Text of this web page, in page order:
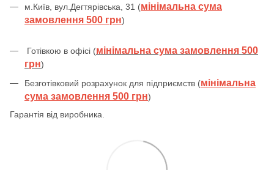
м.Київ, вул.Дегтярівська, 31 (мінімальна сума
замовлення 500 грн)
Готівкою в офісі (мінімальна сума замовлення 500
грн)
Безготівковий розрахунок для підприємств (мінімальна
сума замовлення 500 грн)
Гарантія від виробника.